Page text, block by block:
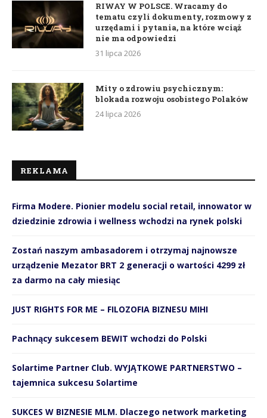
RIWAY W POLSCE. Wracamy do
tematu czyli dokumenty, rozmowy z
urzędami i pytania, na które wciąż
nie ma odpowiedzi
31 lipca 2026
Mity o zdrowiu psychicznym:
blokada rozwoju osobistego Polaków
24 lipca 2026
REKLAMA
Firma Modere. Pionier modelu social retail, innowator w
dziedzinie zdrowia i wellness wchodzi na rynek polski
Zostań naszym ambasadorem i otrzymaj najnowsze
urządzenie Mezator BRT 2 generacji o wartości 4299 zł
za darmo na cały miesiąc
JUST RIGHTS FOR ME – FILOZOFIA BIZNESU MIHI
Pachnący sukcesem BEWIT wchodzi do Polski
Solartime Partner Club. WYJĄTKOWE PARTNERSTWO –
tajemnica sukcesu Solartime
SUKCES W BIZNESIE MLM. Dlaczego network marketing